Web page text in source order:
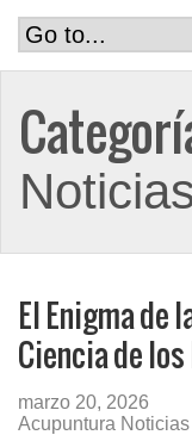
El Enigma de
Ciencia de
marzo 20, 2026
Acupuntura Noticias